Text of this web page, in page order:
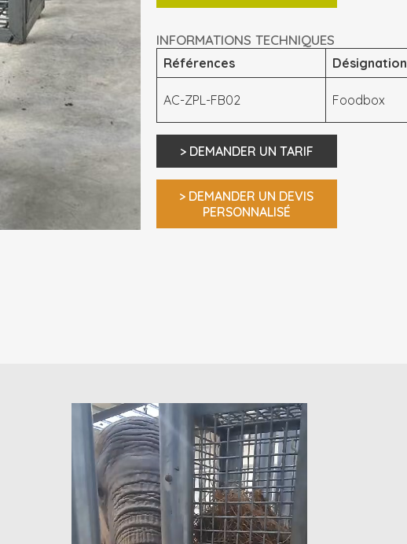
INFORMATIONS TECHNIQUES
Références Désignation
AC-ZPL-FB02 Foodbox
> DEMANDER UN TARIF
> DEMANDER UN DEVIS
PERSONNALISÉ